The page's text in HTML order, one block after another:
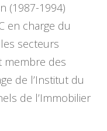
(1987-1994)
en charge du
secteurs
membre des
de l’Institut du
de l’Immobilier